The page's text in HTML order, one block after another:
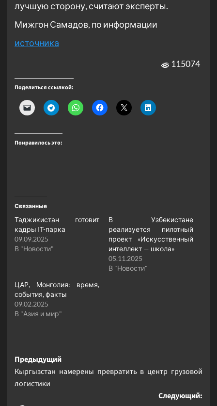
лучшую сторону, считают эксперты.
Мижгон Самадов, по информации
источника
115074
Поделиться ссылкой:
Понравилось это:
Связанные
Таджикистан готовит
кадры IT-парка
09.09.2025
В "Новости"
В Узбекистане
реализуется пилотный
проект «Искусственный
интеллект — школа»
05.11.2025
В "Новости"
ЦАР, Монголия: время,
события, факты
09.02.2025
В "Азия и мир"
Навигация
записи
Предыдущий
Кыргызстан намерены превратить в центр грузовой
логистики
Следующий: